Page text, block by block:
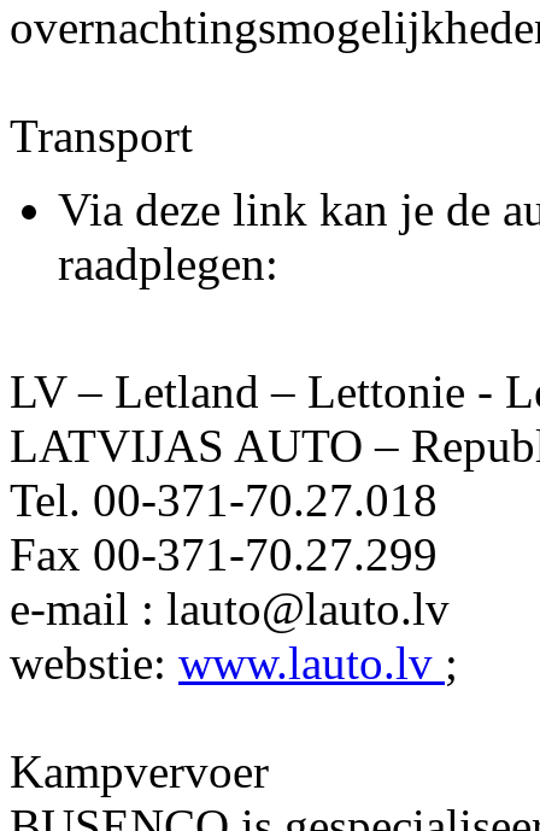
Transport
Via deze link kan je de
raadplegen:
LV – Letland – Lettonie -
LATVIJAS AUTO –
Tel. 00-371-70.27.018
Fax 00-371-70.27.299
e-mail : lauto@lauto.lv
webstie: www.lauto.lv ;
Kampvervoer